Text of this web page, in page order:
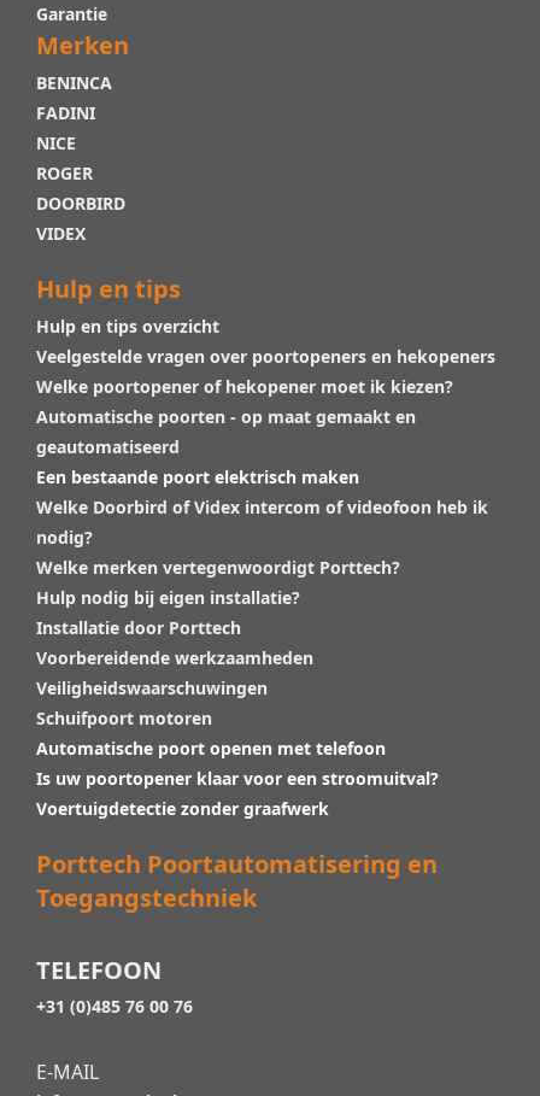
Garantie
Merken
BENINCA
FADINI
NICE
ROGER
DOORBIRD
VIDEX
Hulp en tips
Hulp en tips overzicht
Veelgestelde vragen over poortopeners en hekopeners
Welke poortopener of hekopener moet ik kiezen?
Automatische poorten - op maat gemaakt en
geautomatiseerd
Een bestaande poort elektrisch maken
Welke Doorbird of Videx intercom of videofoon heb ik
nodig?
Welke merken vertegenwoordigt Porttech?
Hulp nodig bij eigen installatie?
Installatie door Porttech
Voorbereidende werkzaamheden
Veiligheidswaarschuwingen
Schuifpoort motoren
Automatische poort openen met telefoon
Is uw poortopener klaar voor een stroomuitval?
Voertuigdetectie zonder graafwerk
Porttech Poortautomatisering en
Toegangstechniek
TELEFOON
+31 (0)485 76 00 76
E-MAIL